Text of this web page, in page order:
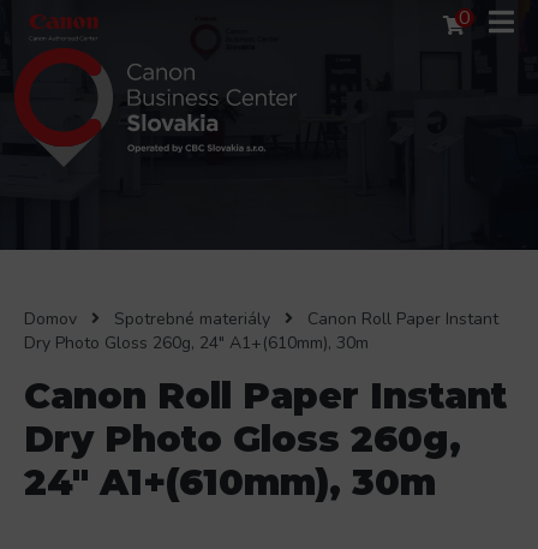
0
Domov Spotrebné materiály
Canon Roll Paper Instant
Dry Photo Gloss 260g, 24" A1+(610mm), 30m
Canon Roll Paper Instant
Dry Photo Gloss 260g,
24" A1+(610mm), 30m